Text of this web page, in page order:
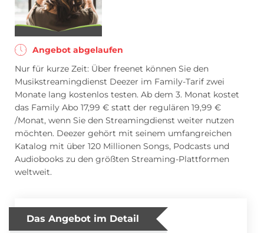
Blumen Abo
eBook Abo Fahrrad Abo
Fitness Abo Hörbuch Abo
Angebot abgelaufen
Nur für kurze Zeit: Über freenet können Sie den
Musikstreamingdienst Deezer im Family-Tarif zwei
Monate lang kostenlos testen. Ab dem 3. Monat kostet
das Family Abo 17,99 € statt der regulären 19,99 €
/Monat, wenn Sie den Streamingdienst weiter nutzen
möchten. Deezer gehört mit seinem umfangreichen
Katalog mit über 120 Millionen Songs, Podcasts und
Audiobooks zu den größten Streaming-Plattformen
weltweit.
Das Angebot im Detail